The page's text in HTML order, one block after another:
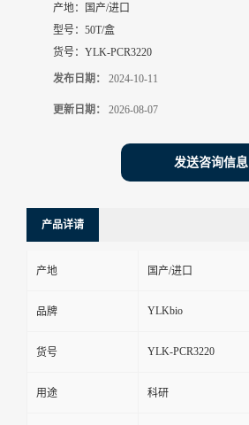
产地：
国产/进口
型号： 50T/盒
货号： YLK-PCR3220
发布日期： 2024-10-11
更新日期： 2026-08-07
发送咨询信息
产品详请
产地 国产/进口
品牌 YLKbio
货号 YLK-PCR3220
用途 科研